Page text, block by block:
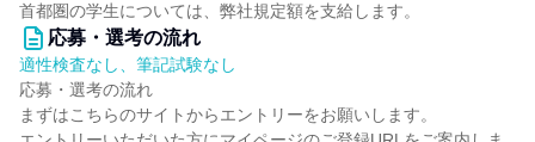
首都圏の学生については、弊社規定額を支給します。
応募・選考の流れ
適性検査なし、筆記試験なし
応募・選考の流れ
まずはこちらのサイトからエントリーをお願いします。